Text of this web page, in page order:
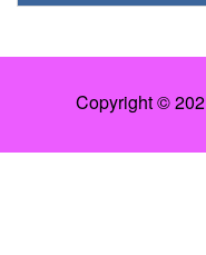
Copyright ©